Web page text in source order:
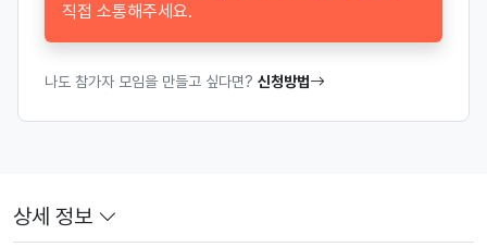
직접 소통해주세요.
나도 참가자 모임을 만들고 싶다면? 신청방법
상세 정보